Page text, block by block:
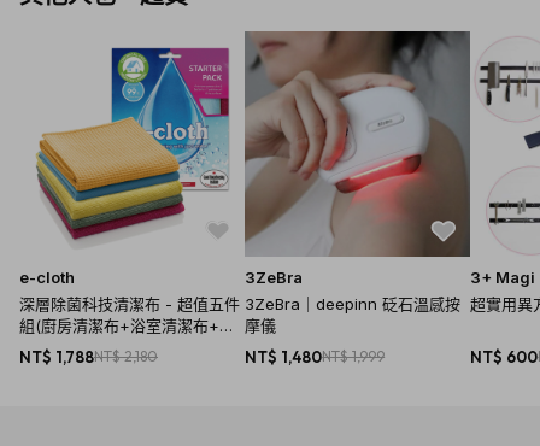
e-cloth
深層除菌科技清潔布 - 超值五件
組(廚房清潔布+浴室清潔布+萬
用清潔布+窗戶清潔布+玻璃拋光
布)
NT$ 1,788NT$ 2,180
3ZeBra
3ZeBra｜deepinn 砭石溫感按
摩儀
NT$ 1,480NT$ 1,999
3+ Magi
超實用異
NT$ 600